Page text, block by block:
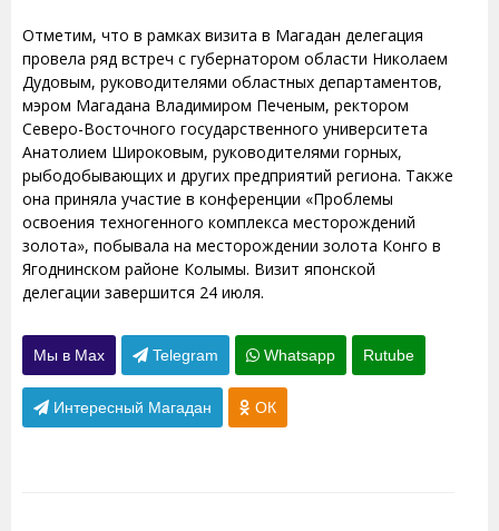
Отметим, что в рамках визита в Магадан делегация
провела ряд встреч с губернатором области Николаем
Дудовым, руководителями областных департаментов,
мэром Магадана Владимиром Печеным, ректором
Северо-Восточного государственного университета
Анатолием Широковым, руководителями горных,
рыбодобывающих и других предприятий региона. Также
она приняла участие в конференции «Проблемы
освоения техногенного комплекса месторождений
золота», побывала на месторождении золота Конго в
Ягоднинском районе Колымы. Визит японской
делегации завершится 24 июля.
Мы в Max Telegram Whatsapp Rutube
Интересный Магадан ОК